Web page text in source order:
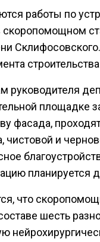
работы по
скоропомощном
руководителя
площадке
фасада,
чистовой и
планируется
что
шесть